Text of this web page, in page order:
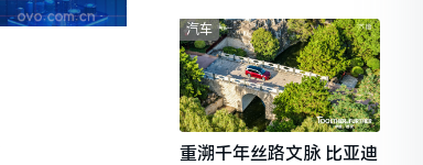
共赴山海热爱
重溯千年丝路文脉 比亚迪
汽车